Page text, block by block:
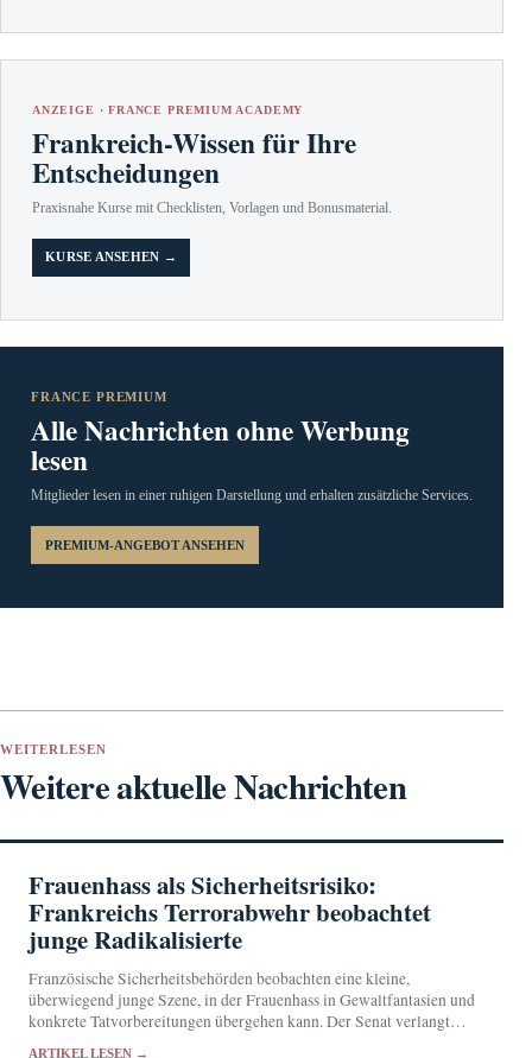
ANZEIGE · FRANCE PREMIUM ACADEMY
Frankreich-Wissen für Ihre
Entscheidungen
Praxisnahe Kurse mit Checklisten, Vorlagen und Bonusmaterial.
KURSE ANSEHEN →
FRANCE PREMIUM
Alle Nachrichten ohne Werbung
lesen
Mitglieder lesen in einer ruhigen Darstellung und erhalten zusätzliche Services.
PREMIUM-ANGEBOT ANSEHEN
WEITERLESEN
Weitere aktuelle Nachrichten
Frauenhass als Sicherheitsrisiko:
Frankreichs Terrorabwehr beobachtet
junge Radikalisierte
Französische Sicherheitsbehörden beobachten eine kleine,
überwiegend junge Szene, in der Frauenhass in Gewaltfantasien und
konkrete Tatvorbereitungen übergehen kann. Der Senat verlangt
ARTIKEL LESEN →